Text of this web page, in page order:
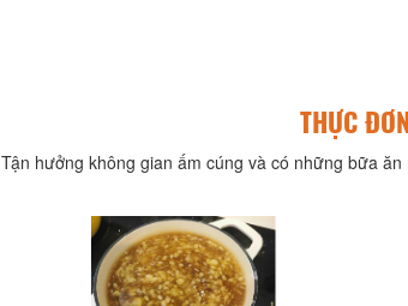
THỰC ĐƠN
Tận hưởng không gian ấm cúng và có những bữa